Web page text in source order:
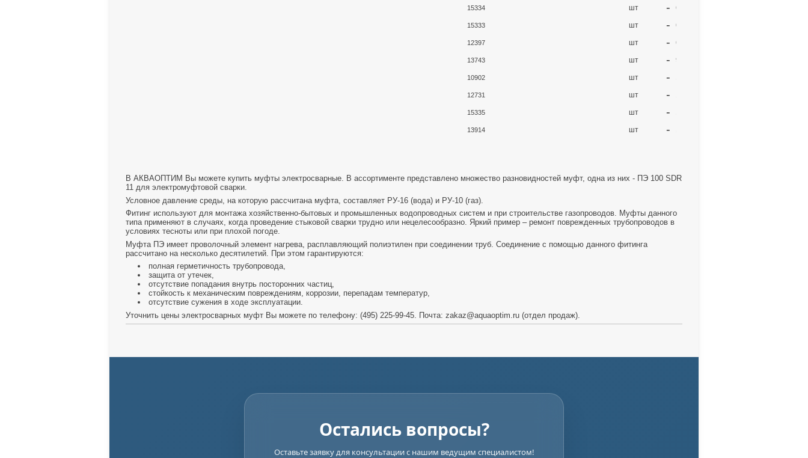
15334 шт 63х32
+
-
15333 шт 63х40
+
-
12397 шт 63х50
+
-
13743 шт 90х63
+
-
10902 шт -
12731 шт -
15335 шт -
13914 шт -
В АКВАОПТИМ Вы можете купить муфты электросварные. В ассортименте представлено множество разновидностей муфт, одна из них - ПЭ 100 SDR
11 для электромуфтовой сварки.
Условное давление среды, на которую рассчитана муфта, составляет РУ-16 (вода) и РУ-10 (газ).
Фитинг используют для монтажа хозяйственно-бытовых и промышленных водопроводных систем и при строительстве газопроводов. Муфты данного
типа применяют в случаях, когда проведение стыковой сварки трудно или нецелесообразно. Яркий пример – ремонт поврежденных трубопроводов в
условиях тесноты или при плохой погоде.
Муфта ПЭ имеет проволочный элемент нагрева, расплавляющий полиэтилен при соединении труб. Соединение с помощью данного фитинга
рассчитано на несколько десятилетий. При этом гарантируются:
полная герметичность трубопровода,
защита от утечек,
отсутствие попадания внутрь посторонних частиц,
стойкость к механическим повреждениям, коррозии, перепадам температур,
отсутствие сужения в ходе эксплуатации.
Уточнить цены электросварных муфт Вы можете по телефону: (495) 225-99-45. Почта: zakaz@aquaoptim.ru (отдел продаж).
Остались вопросы?
Оставьте заявку для консультации с нашим ведущим специалистом!